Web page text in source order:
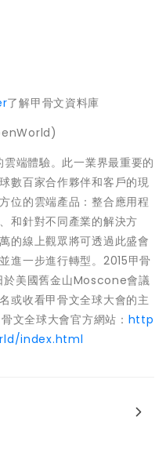
了解甲骨文資料庫
端體驗。此一業界最重要的
數百家合作夥伴和客戶的現
位的雲端產品：整合應用程
和針對不同產業的解決方
的線上觀眾將可透過此盛會
進一步進行轉型。2015甲骨
於美國舊金山Moscone會議
或收看甲骨文全球大會的主
文全球大會官方網站： http
index.html